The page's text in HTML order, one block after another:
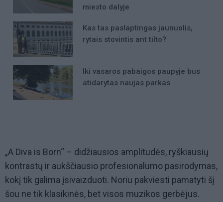
miesto dalyje
Kas tas paslaptingas jaunuolis,
rytais stovintis ant tilto?
Iki vasaros pabaigos paupyje bus
atidarytas naujas parkas
„A Diva is Born“ – didžiausios amplitudės, ryškiausių
kontrastų ir aukščiausio profesionalumo pasirodymas,
kokį tik galima įsivaizduoti. Noriu pakviesti pamatyti šį
šou ne tik klasikinės, bet visos muzikos gerbėjus.